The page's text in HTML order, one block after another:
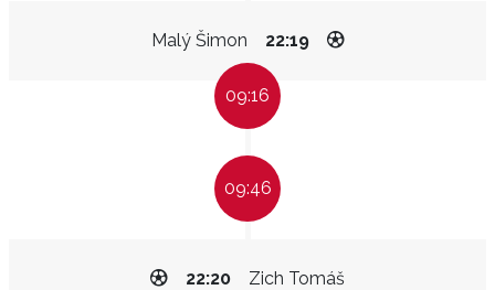
Malý Šimon 22:19
09:16
09:46
Zich Tomáš
22:20